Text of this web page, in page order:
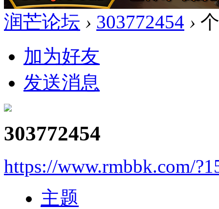
润芒论坛 › 303772454 ›
加为好友
发送消息
303772454
https://www.rmbbk.com/
主题